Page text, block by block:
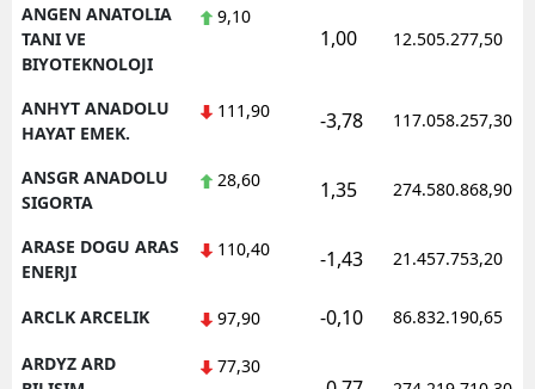
Osmaniye
ANGEN ANATOLIA
TANI VE
BIYOTEKNOLOJI
9,10
1,00 12.505.277,50
ANHYT ANADOLU
HAYAT EMEK.
111,90 -3,78 117.058.257,30
ANSGR ANADOLU
SIGORTA
28,60 1,35 274.580.868,90
ARASE DOGU ARAS
ENERJI
110,40 -1,43 21.457.753,20
ARCLK ARCELIK 97,90 -0,10 86.832.190,65
ARDYZ ARD
77,30